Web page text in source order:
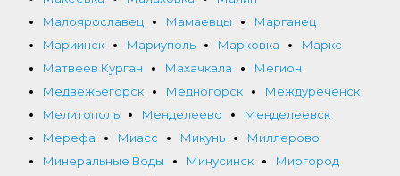
Малоярославец
Мамаевцы
Марганец
Мариинск
Мариуполь Марковка
Маркс
Матвеев Курган
Махачкала
Мегион
Медвежьегорск
Медногорск
Междуреченск
Мелитополь
Менделеево
Менделеевск
Мерефа
Миасс Микунь
Миллерово
Минеральные Воды
Минусинск
Миргород